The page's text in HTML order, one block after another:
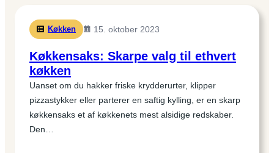
12
uforglemmelige
tæt
hjemmet
Køkken 15. oktober 2023
Køkkensaks: Skarpe valg til ethvert
køkken
Uanset om du hakker friske krydderurter, klipper
pizzastykker eller parterer en saftig kylling, er en skarp
køkkensaks et af køkkenets mest alsidige redskaber.
Den…